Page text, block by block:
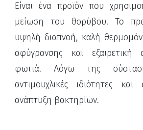
Είναι ένα προϊόν που
μείωση του θορύβου. Το
υψηλή διαπνοή, καλή
αφύγρανσης και
φωτιά. Λόγω της
αντιμουχλικές ιδιότητες και
ανάπτυξη βακτηρίων.